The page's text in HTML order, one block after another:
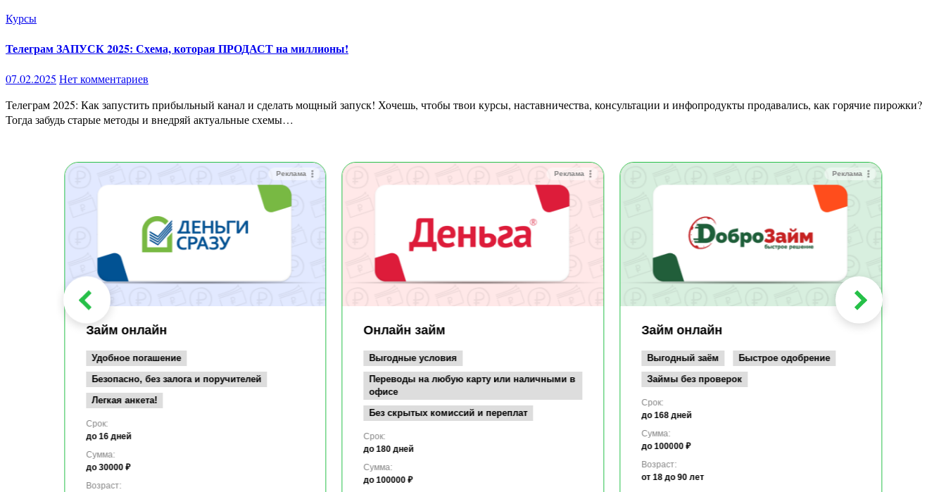
Курсы
Телеграм ЗАПУСК 2025: Схема, которая ПРОДАСТ на миллионы!
07.02.2025 Нет комментариев
Телеграм 2025: Как запустить прибыльный канал и сделать мощный запуск! Хочешь, чтобы твои курсы, наставничества, консультации и инфопродукты продавались, как горячие пирожки?
Тогда забудь старые методы и внедряй актуальные схемы…
Реклама
Займ онлайн
Удобное погашение
Безопасно, без залога и поручителей
Легкая анкета!
Срок:
до 16 дней
Сумма:
до 30000 ₽
Возраст:
Реклама
Онлайн займ
Выгодные условия
Переводы на любую карту или наличными в
офисе
Без скрытых комиссий и переплат
Срок:
до 180 дней
Сумма:
до 100000 ₽
Реклама
Займ онлайн
Выгодный заём
Быстрое одобрение
Займы без проверок
Срок:
до 168 дней
Сумма:
до 100000 ₽
Возраст:
от 18 до 90 лет